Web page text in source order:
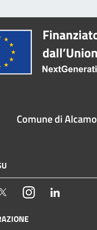
Comune di Alcamo
TwitterInstagram